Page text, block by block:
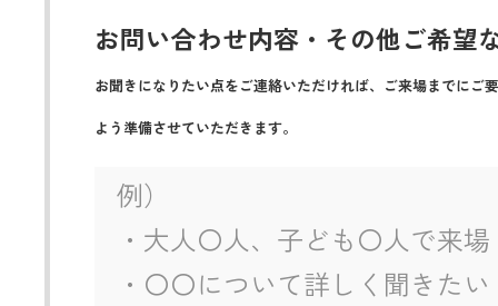
お問い合わせ内容・その他ご希望
お聞きになりたい点をご連絡いただければ、ご来場までにご
よう準備させていただきます。